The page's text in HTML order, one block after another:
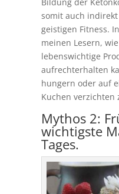
somit auch
geistigen Fitness.
meinen Lesern,
lebenswichtige
aufrechterhalten
hungern oder auf
Kuchen verzichten
Mythos 2:
wichtigste
Tages.